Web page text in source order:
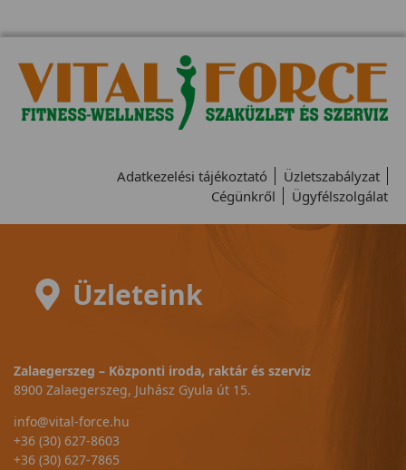
Adatkezelési tájékoztató
Üzletszabályzat
Cégünkről
Ügyfélszolgálat
Üzleteink
Zalaegerszeg – Központi iroda, raktár és szerviz
8900 Zalaegerszeg, Juhász Gyula út 15.
info@vital-force.hu
+36 (30) 627-8603
+36 (30) 627-7865